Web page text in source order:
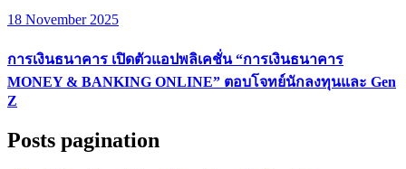
18 November 2025
การเงินธนาคาร เปิดตัวแอปพลิเคชั่น “การเงินธนาคาร
MONEY & BANKING ONLINE” ตอบโจทย์นักลงทุนและ Gen
Z
Posts pagination